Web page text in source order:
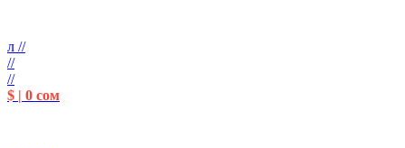
л //
//
//
$ | 0 сом